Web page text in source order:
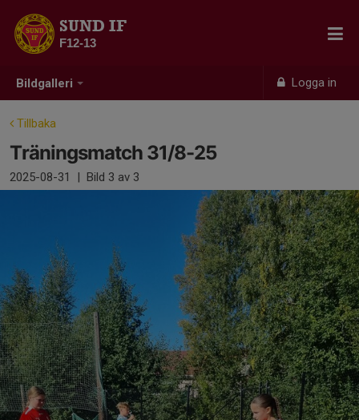
Bildgalleri Logga in
SUND IF
F12-13
Tillbaka
Träningsmatch 31/8-25
2025-08-31 | Bild 3 av 3